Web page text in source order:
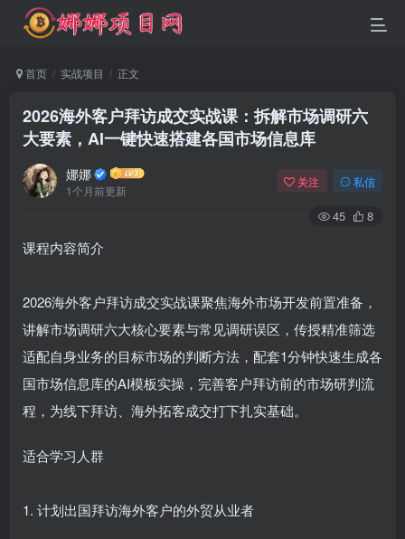
首页 实战项目 正文
2026海外客户拜访成交实战课：拆解市场调研六
大要素，AI一键快速搭建各国市场信息库
娜娜
1个月前更新
关注 私信
45 8
课程内容简介
2026海外客户拜访成交实战课聚焦海外市场开发前置准备，
讲解市场调研六大核心要素与常见调研误区，传授精准筛选
适配自身业务的目标市场的判断方法，配套1分钟快速生成各
国市场信息库的AI模板实操，完善客户拜访前的市场研判流
程，为线下拜访、海外拓客成交打下扎实基础。
适合学习人群
1. 计划出国拜访海外客户的外贸从业者